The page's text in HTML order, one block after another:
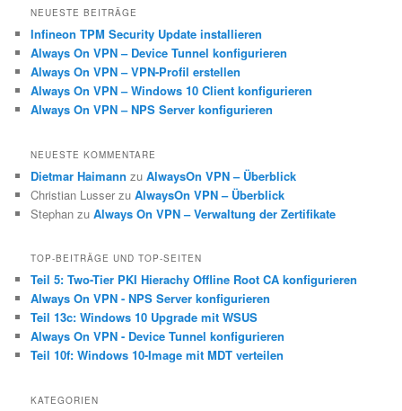
NEUESTE BEITRÄGE
Infineon TPM Security Update installieren
Always On VPN – Device Tunnel konfigurieren
Always On VPN – VPN-Profil erstellen
Always On VPN – Windows 10 Client konfigurieren
Always On VPN – NPS Server konfigurieren
NEUESTE KOMMENTARE
Dietmar Haimann zuAlwaysOn VPN – Überblick
Christian Lusser zuAlwaysOn VPN – Überblick
Stephan zuAlways On VPN – Verwaltung der Zertifikate
TOP-BEITRÄGE UND TOP-SEITEN
Teil 5: Two-Tier PKI Hierachy Offline Root CA konfigurieren
Always On VPN - NPS Server konfigurieren
Teil 13c: Windows 10 Upgrade mit WSUS
Always On VPN - Device Tunnel konfigurieren
Teil 10f: Windows 10-Image mit MDT verteilen
KATEGORIEN